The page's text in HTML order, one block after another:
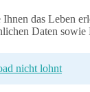
das Leben
Daten
nicht lohnt